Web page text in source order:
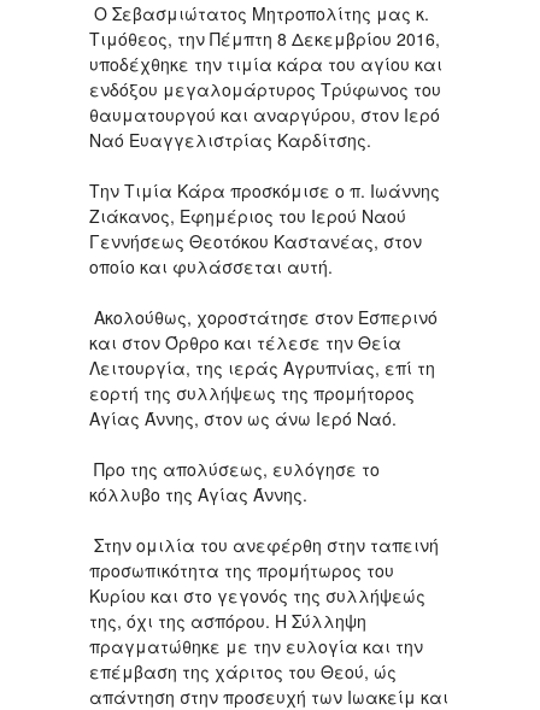
Ο Σεβασμιώτατος Μητροπολίτης μας κ.
Τιμόθεος, την Πέμπτη 8 Δεκεμβρίου 2016,
υποδέχθηκε την τιμία κάρα του αγίου και
ενδόξου μεγαλομάρτυρος Τρύφωνος του
θαυματουργού και αναργύρου, στον Ιερό
Ναό Ευαγγελιστρίας Καρδίτσης.
Την Τιμία Κάρα προσκόμισε ο π. Ιωάννης
Ζιάκανος, Εφημέριος του Ιερού Ναού
Γεννήσεως Θεοτόκου Καστανέας, στον
οποίο και φυλάσσεται αυτή.
Ακολούθως, χοροστάτησε στον Εσπερινό
και στον Όρθρο και τέλεσε την Θεία
Λειτουργία, της ιεράς Αγρυπνίας, επί τη
εορτή της συλλήψεως της προμήτορος
Αγίας Άννης, στον ως άνω Ιερό Ναό.
Προ της απολύσεως, ευλόγησε το
κόλλυβο της Αγίας Άννης.
Στην ομιλία του ανεφέρθη στην ταπεινή
προσωπικότητα της προμήτωρος του
Κυρίου και στο γεγονός της συλλήψεώς
της, όχι της ασπόρου. Η Σύλληψη
πραγματώθηκε με την ευλογία και την
επέμβαση της χάριτος του Θεού, ώς
απάντηση στην προσευχή των Ιωακείμ και